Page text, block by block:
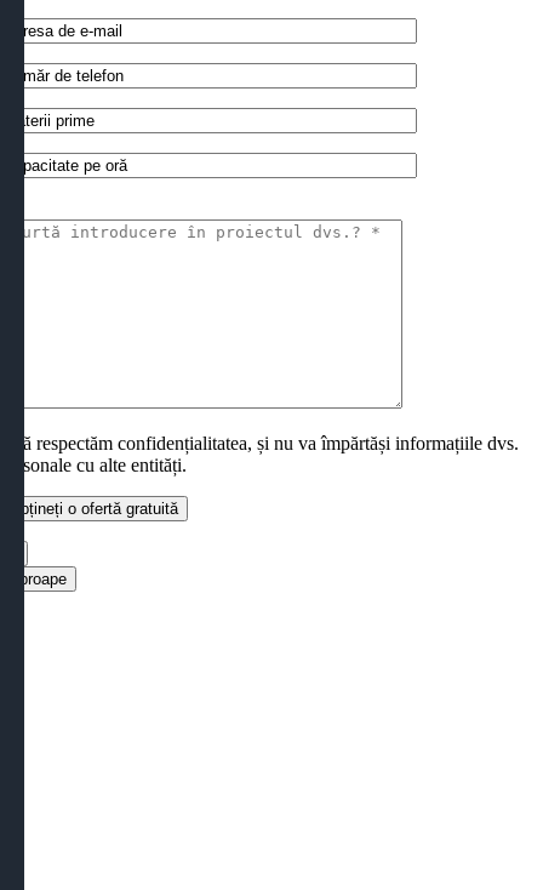
*Vă respectăm confidențialitatea, și nu va împărtăși informațiile dvs.
personale cu alte entități.
Aproape